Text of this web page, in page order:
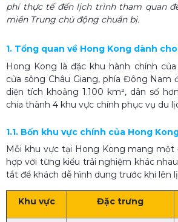
phí thực tế đến lịch trình tham quan
miền Trung chủ động chuẩn bị.
1. Tổng quan về Hong Kong dành
Hong Kong là đặc khu hành chính
cửa sông Châu Giang, phía Đông Nam
diện tích khoảng 1.100 km², dân số
chia thành 4 khu vực chính phục vụ du
1.1. Bốn khu vực chính của Hong
Mỗi khu vực tại Hong Kong mang một
hợp với từng kiểu trải nghiệm khác
tắt để khách dễ hình dung trước khi lên
Khu vực Đặc trưng